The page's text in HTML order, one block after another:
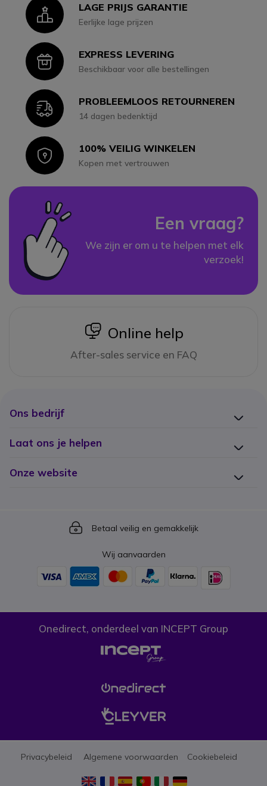
IconLAGE PRIJS GARANTIE
Eerlijke lage prijzen
IconEXPRESS LEVERING
Beschikbaar voor alle bestellingen
IconPROBLEEMLOOS RETOURNEREN
14 dagen bedenktijd
Icon100% VEILIG WINKELEN
Kopen met vertrouwen
Een vraag?
We zijn er om u te helpen met elk
verzoek!
icon
Online help
After-sales service en FAQ
Ons bedrijf
Laat ons je helpen
Onze website
Icon
Betaal veilig en gemakkelijk
Wij aanvaarden
Onedirect, onderdeel van INCEPT Group
Privacybeleid Algemene voorwaarden Cookiebeleid